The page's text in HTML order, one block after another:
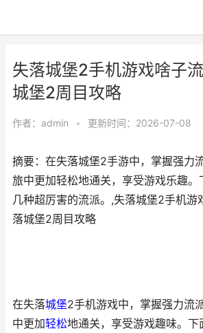
失落城堡2手机游戏啥子
城堡2周目攻略
作者： admin • 更新时间：2026-07-08
摘要：在失落城堡2手游中，掌握强力
旅中更加轻松地通关，享受游戏乐趣。
几种超厉害的流派。,失落城堡2手机游
落城堡2周目攻略
在失落城堡2手机游戏中，掌握强力流
中更加轻松地通关，享受游戏趣味。下